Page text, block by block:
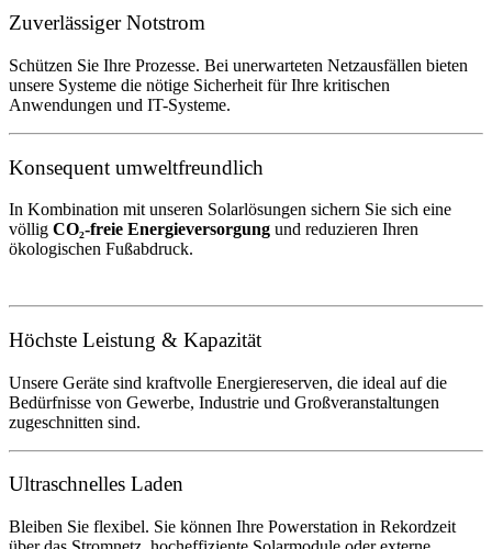
Zuverlässiger Notstrom
Schützen Sie Ihre Prozesse. Bei unerwarteten Netzausfällen bieten
unsere Systeme die nötige Sicherheit für Ihre kritischen
Anwendungen und IT-Systeme.
Konsequent umweltfreundlich
In Kombination mit unseren Solarlösungen sichern Sie sich eine
völlig CO₂-freie Energieversorgung und reduzieren Ihren
ökologischen Fußabdruck.
Höchste Leistung & Kapazität
Unsere Geräte sind kraftvolle Energiereserven, die ideal auf die
Bedürfnisse von Gewerbe, Industrie und Großveranstaltungen
zugeschnitten sind.
Ultraschnelles Laden
Bleiben Sie flexibel. Sie können Ihre Powerstation in Rekordzeit